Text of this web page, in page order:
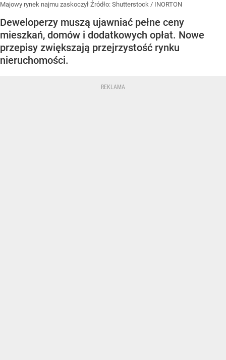
Majowy rynek najmu zaskoczył Źródło: Shutterstock / INORTON
Deweloperzy muszą ujawniać pełne ceny
mieszkań, domów i dodatkowych opłat. Nowe
przepisy zwiększają przejrzystość rynku
nieruchomości.